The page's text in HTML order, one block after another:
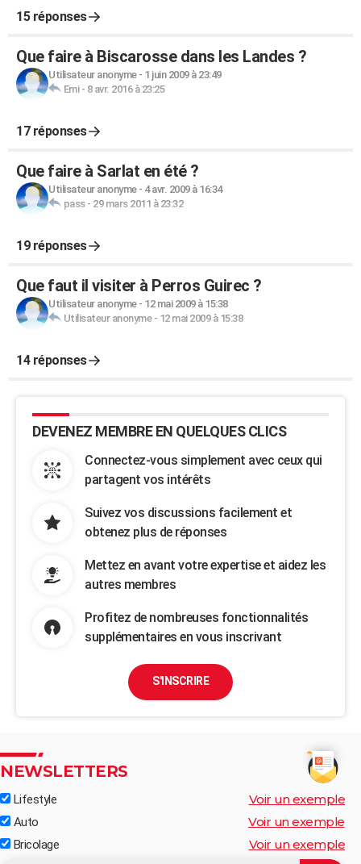
15 réponses
Que faire à Biscarosse dans les Landes ?
Utilisateur anonyme- 1 juin 2009 à 23:49
Emi- 8 avr. 2016 à 23:25
17 réponses
Que faire à Sarlat en été ?
Utilisateur anonyme- 4 avr. 2009 à 16:34
pass- 29 mars 2011 à 23:32
19 réponses
Que faut il visiter à Perros Guirec ?
Utilisateur anonyme- 12 mai 2009 à 15:38
Utilisateur anonyme- 12 mai 2009 à 15:38
14 réponses
DEVENEZ MEMBRE EN QUELQUES CLICS
Connectez-vous simplement avec ceux qui
partagent vos intérêts
Suivez vos discussions facilement et
obtenez plus de réponses
Mettez en avant votre expertise et aidez les
autres membres
Profitez de nombreuses fonctionnalités
supplémentaires en vous inscrivant
S'INSCRIRE
NEWSLETTERS
Lifestyle Voir un exemple
Auto Voir un exemple
Bricolage Voir un exemple